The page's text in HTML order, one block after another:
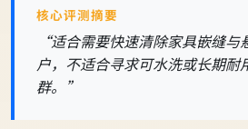
核心评测摘要
“适合需要快速清除家具嵌缝与
户，不适合寻求可水洗或长期耐
群。”